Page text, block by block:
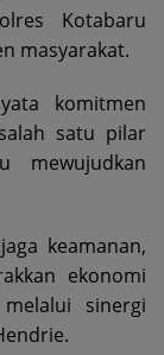
Kotabaru
masyarakat.
komitmen
satu pilar
mewujudkan
keamanan,
ekonomi
sinergi